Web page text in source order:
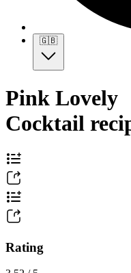
🇬🇧
Pink Lovely
Cocktail
Rating